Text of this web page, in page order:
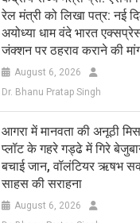
रेल मंत्री को लिखा पत्र: नई
अयोध्या धाम वंदे भारत
जंक्शन पर ठहराव कराने की
August 6, 2026
Dr. Bhanu Pratap Singh
आगरा में मानवता की अनूठी
प्लॉट के गहरे गड्ढे में गिरे
बचाई जान, वॉलंटियर ऋषभ
साहस की सराहना
August 6, 2026